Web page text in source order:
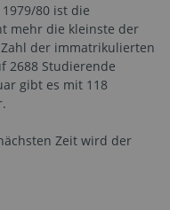
80 ist die
mehr die kleinste der
der immatrikulierten
2688 Studierende
gibt es mit 118
Zeit wird der